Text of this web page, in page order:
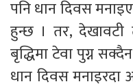
पनि धान दिवस
हुन्छ । तर, देखावटी
बृद्धिमा टेवा पुग्न
धान दिवस